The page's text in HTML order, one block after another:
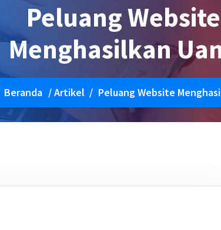
Peluang Website
Menghasilkan
Beranda /Artikel / Peluang Website